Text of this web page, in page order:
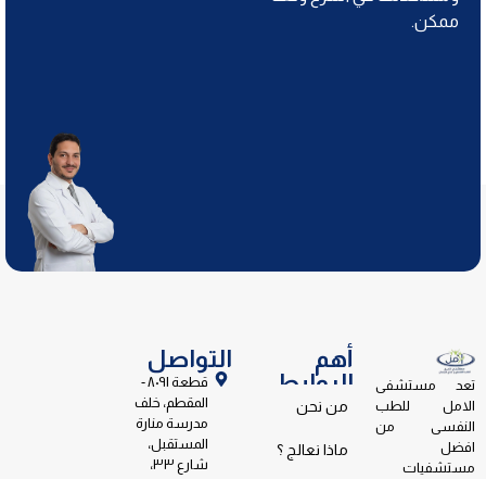
ممكن.
تعد مستشفى
الامل للطب
النفسى من
افضل
مستشفيات
أهم
الروابط
من نحن
ماذا نعالج ؟
التواصل
قطعة ٨٠٩١ -
المقطم، خلف
مدرسة منارة
المستقبل،
شارع ٣٣،